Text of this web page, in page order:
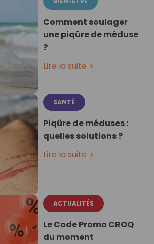
Comment soulager
une piqûre de méduse
?
Lire la suite
SANTÉ
Piqûre de méduses :
quelles solutions ?
Lire la suite
ACTUALITÉS
Le Code Promo CROQ
du moment